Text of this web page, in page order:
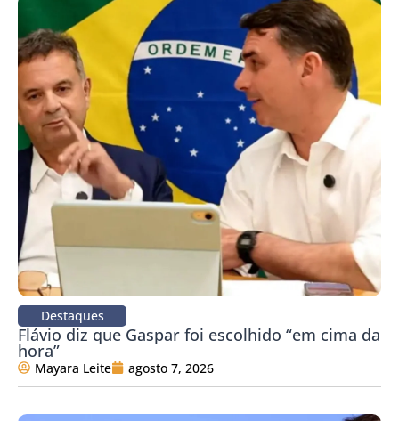
Destaques
Flávio diz que Gaspar foi escolhido “em cima da
hora”
Mayara Leite agosto 7, 2026